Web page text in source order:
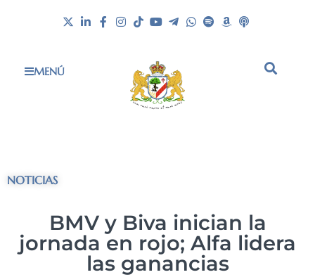
MENÚ
NOTICIAS
BMV y Biva inician la
jornada en rojo; Alfa lidera
las ganancias